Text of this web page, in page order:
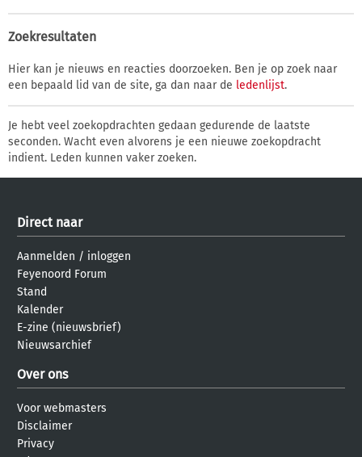
Zoekresultaten
Hier kan je nieuws en reacties doorzoeken. Ben je op zoek naar
een bepaald lid van de site, ga dan naar de ledenlijst.
Je hebt veel zoekopdrachten gedaan gedurende de laatste
seconden. Wacht even alvorens je een nieuwe zoekopdracht
indient. Leden kunnen vaker zoeken.
Direct naar
Aanmelden / inloggen
Feyenoord Forum
Stand
Kalender
E-zine (nieuwsbrief)
Nieuwsarchief
Over ons
Voor webmasters
Disclaimer
Privacy